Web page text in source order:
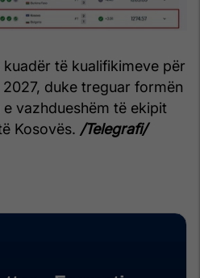
të kualifikimeve për
duke treguar formën
vazhdueshëm të ekipit
Kosovës. /Telegrafi/